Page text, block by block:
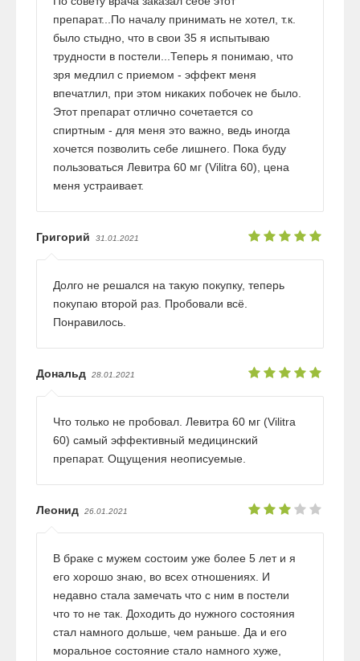
препарат...По началу принимать не хотел, т.к.
было стыдно, что в свои 35 я испытываю
трудности в постели...Теперь я понимаю, что
зря медлил с приемом - эффект меня
впечатлил, при этом никаких побочек не было.
Этот препарат отлично сочетается со
спиртным - для меня это важно, ведь иногда
хочется позволить себе лишнего. Пока буду
пользоваться Левитра 60 мг (Vilitra 60), цена
меня устраивает.
Григорий 31.01.2021
Долго не решался на такую покупку, теперь
покупаю второй раз. Пробовали всё.
Понравилось.
Дональд 28.01.2021
Что только не пробовал. Левитра 60 мг (Vilitra
60) самый эффективный медицинский
препарат. Ощущения неописуемые.
Леонид 26.01.2021
В браке с мужем состоим уже более 5 лет и я
его хорошо знаю, во всех отношениях. И
недавно стала замечать что с ним в постели
что то не так. Доходить до нужного состояния
стал намного дольше, чем раньше. Да и его
моральное состояние стало намного хуже,